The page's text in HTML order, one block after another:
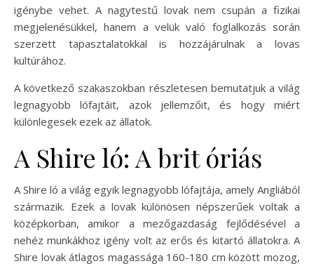
igénybe vehet. A nagytestű lovak nem csupán a fizikai
megjelenésükkel, hanem a velük való foglalkozás során
szerzett tapasztalatokkal is hozzájárulnak a lovas
kultúrához.
A következő szakaszokban részletesen bemutatjuk a világ
legnagyobb lófajtáit, azok jellemzőit, és hogy miért
különlegesek ezek az állatok.
A Shire ló: A brit óriás
A Shire ló a világ egyik legnagyobb lófajtája, amely Angliából
származik. Ezek a lovak különösen népszerűek voltak a
középkorban, amikor a mezőgazdaság fejlődésével a
nehéz munkákhoz igény volt az erős és kitartó állatokra. A
Shire lovak átlagos magassága 160-180 cm között mozog,